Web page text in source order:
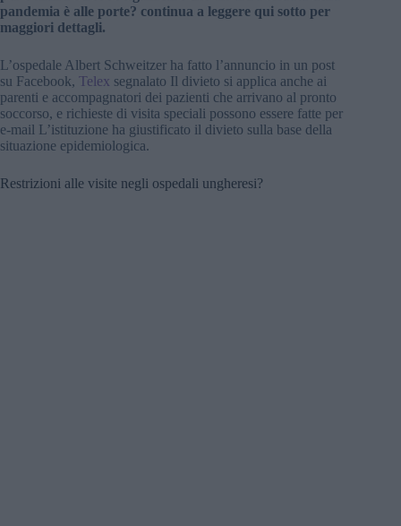
pandemia è alle porte? continua a leggere qui sotto per
maggiori dettagli.
L’ospedale Albert Schweitzer ha fatto l’annuncio in un post
su Facebook, Telex segnalato Il divieto si applica anche ai
parenti e accompagnatori dei pazienti che arrivano al pronto
soccorso, e richieste di visita speciali possono essere fatte per
e-mail L’istituzione ha giustificato il divieto sulla base della
situazione epidemiologica.
Restrizioni alle visite negli ospedali ungheresi?